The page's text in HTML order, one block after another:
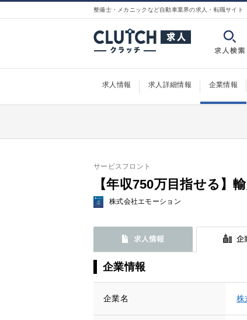
整備士・メカニックなど自動車業界の求人・転職サイト
求人情報 求人詳細情報 企業情報
サービスフロント
【年収750万目指せる】
株式会社エモーション
企業情報
企業名 株